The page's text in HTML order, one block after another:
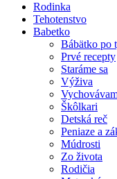
Rodinka
Tehotenstvo
Babetko
Bábätko po
Prvé recepty
Staráme sa
Výživa
Škôlkari
Detská reč
Peniaze a
Múdrosti
Zo života
Rodičia